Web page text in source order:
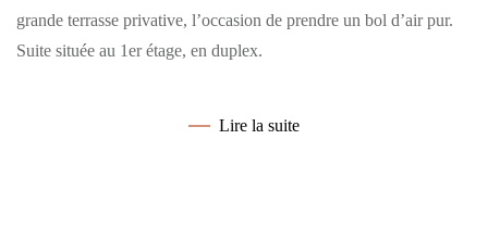
grande terrasse privative, l’occasion de prendre un bol d’air pur.
Suite située au 1er étage, en duplex.
Lire la suite